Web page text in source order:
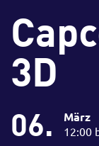
3D
06. März
12:00